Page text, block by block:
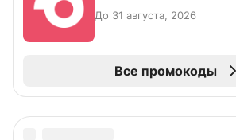
До 31 августа, 2026
Все промокоды